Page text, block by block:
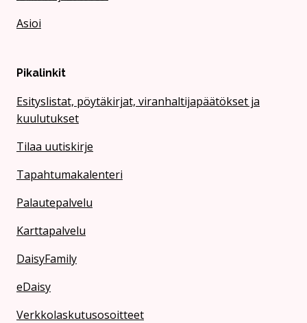
Asioi
Pikalinkit
Esityslistat, pöytäkirjat, viranhaltijapäätökset ja
kuulutukset
Tilaa uutiskirje
Tapahtumakalenteri
Palautepalvelu
Karttapalvelu
DaisyFamily
eDaisy
Verkkolaskutusosoitteet